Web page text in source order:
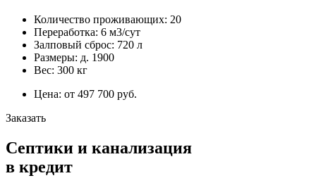
Количество проживающих: 20
Переработка: 6 м3/сут
Залповый сброс: 720 л
Размеры: д. 1900
Вес: 300 кг
Цена: от 497 700 руб.
Заказать
Септики и канализация
в кредит